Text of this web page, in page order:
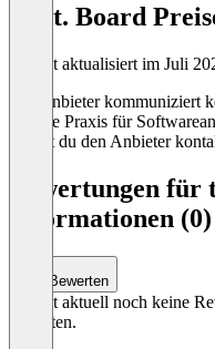
talnt. Board
Zuletzt aktualisiert im Juli
Der Anbieter kommuniziert
übliche Praxis für
kannst du den Anbieter
Bewertungen
Informationen (0)
Bewerten
Es gibt aktuell noch keine
enthalten.